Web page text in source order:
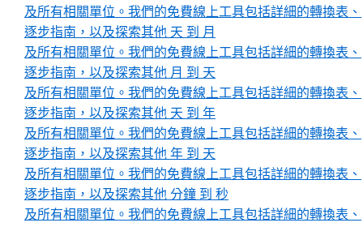
及所有相關單位。我們的免費線上工具包括詳細的轉換表、
逐步指南，以及探索其他 天 到 月
及所有相關單位。我們的免費線上工具包括詳細的轉換表、
逐步指南，以及探索其他 月 到 天
及所有相關單位。我們的免費線上工具包括詳細的轉換表、
逐步指南，以及探索其他 天 到 年
及所有相關單位。我們的免費線上工具包括詳細的轉換表、
逐步指南，以及探索其他 年 到 天
及所有相關單位。我們的免費線上工具包括詳細的轉換表、
逐步指南，以及探索其他 分鐘 到 秒
及所有相關單位。我們的免費線上工具包括詳細的轉換表、